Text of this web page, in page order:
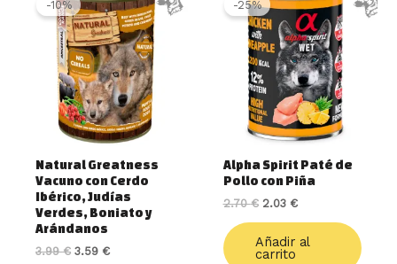
-10%
Natural Greatness
Vacuno con Cerdo
Ibérico, Judías
Verdes, Boniato y
Arándanos
3.99€
original
era:
3.99 €.
3.59 €
actual
es:
3.59 €.
-25%
Alpha Spirit Paté de
Pollo con Piña
2.70€
original
era:
2.70 €.
2.03 €
actual
es:
2.03 €.
Añadir al
carrito